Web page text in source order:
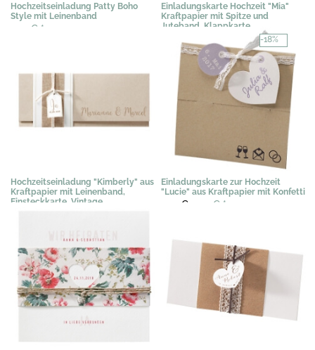
Hochzeitseinladung Patty Boho
Style mit Leinenband
2,19 € *
Einladungskarte Hochzeit "Mia"
Kraftpapier mit Spitze und
Juteband, Klappkarte
Hochzeitseinladung "Kimberly" aus
Kraftpapier mit Leinenband,
Einsteckkarte, Vintage
-18%
Einladungskarte zur Hochzeit
"Lucie" aus Kraftpapier mit Konfetti
2,91 € 2,39 € *